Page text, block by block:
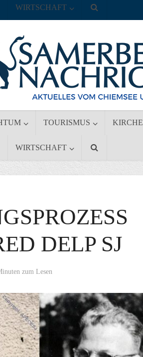
TOURISMUS KIRCHE
WIRTSCHAFT
WIRTSCHAFT
DELP SJ
zum Lesen